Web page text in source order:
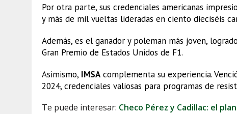
Por otra parte, sus credenciales americanas
y más de mil vueltas lideradas en ciento dieciséis
Además, es el ganador y poleman más joven,
Gran Premio de Estados Unidos de F1.
Asimismo, IMSAcomplementa su experiencia.
2024, credenciales valiosas para programas de
Te puede interesar: Checo Pérez y Cadillac: el